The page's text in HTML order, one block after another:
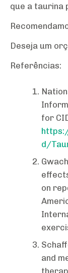
que a taurina
Deseja um
Referências:
for
d/
on
and